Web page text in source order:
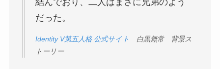
結んでおり、二人はまさに兄弟のよう
だった。
Identity V第五人格 公式サイト
白黒無常 背景ス
トーリー